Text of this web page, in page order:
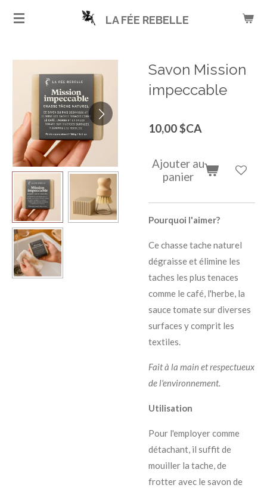
Passer
principal
LA FÉE REBELLE
Savon Mission
impeccable
10,00 $CA
Ajouter au
panier
Pourquoi l'aimer?
Ce chasse tache naturel
dégraisse et élimine les
taches les plus tenaces
comme le café, l'herbe, la
sauce tomate sur diverses
surfaces y comprit les
textiles.
Fait à la main et respectueux
de l'environnement.
Utilisation
Pour l'employer comme
détachant, il suffit de
mouiller la tache, de
frotter avec le savon de